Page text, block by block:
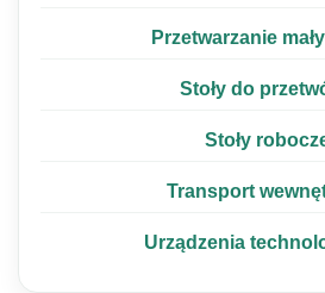
Przetwarzanie
Stoły do
Stoły
Transport
Urządzenia